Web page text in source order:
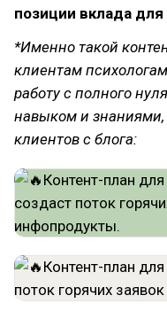
позиции вклада для
*Именно такой
клиентам
работу с полного
навыком и
клиентов с блога: